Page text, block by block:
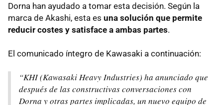
Dorna han ayudado a tomar esta decisión. Según la
marca de Akashi, esta es una solución que permite
reducir costes y satisface a ambas partes.
El comunicado íntegro de Kawasaki a continuación:
“KHI(Kawasaki Heavy Industries) ha anunciado que
después de las constructivas conversaciones con
Dorna y otras partes implicadas, un nuevo equipo de